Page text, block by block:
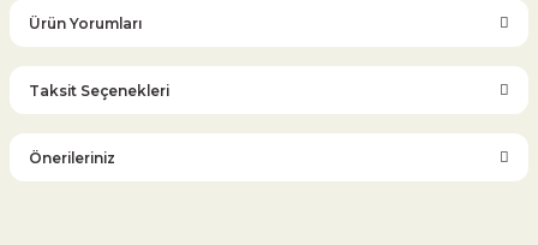
Ürün Yorumları
Bu ürüne ilk yorumu siz yapın!
Taksit Seçenekleri
Önerileriniz